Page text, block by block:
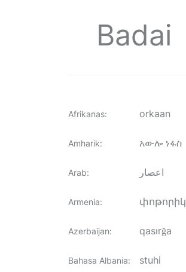
Badai
Afrikanas: orkaan
Amharik: አውሎ ነፋስ
Arab: اعصار
Armenia: փոթորիկ
Azerbaijan: qasırğa
Bahasa Albania: stuhi